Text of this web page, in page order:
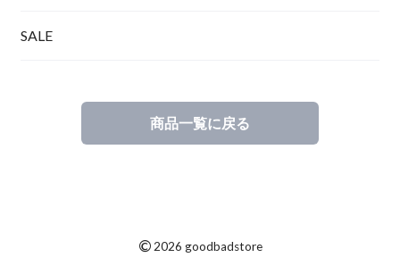
SALE
商品一覧に戻る
© 2026 goodbadstore